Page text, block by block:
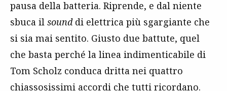
pausa della batteria. Riprende, e dal niente
sbuca il sounddi elettrica più sgargiante che
si sia mai sentito. Giusto due battute, quel
che basta perché la linea indimenticabile di
Tom Scholz conduca dritta nei quattro
chiassosissimi accordi che tutti ricordano.